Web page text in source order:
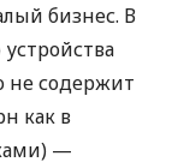
бизнес. В
не содержит
как в
—